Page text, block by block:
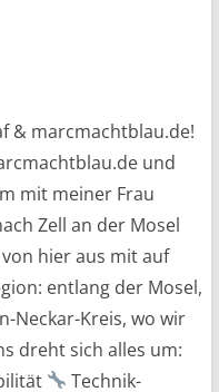
& marcmachtblau.de!
und
mit meiner Frau
Zell an der Mosel
hier aus mit auf
entlang der Mosel,
Neckar-Kreis, wo wir
dreht sich alles um:
Technik-